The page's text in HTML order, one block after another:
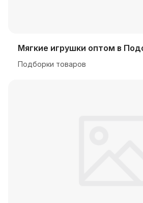
Мягкие игрушки оптом в
Подборки товаров